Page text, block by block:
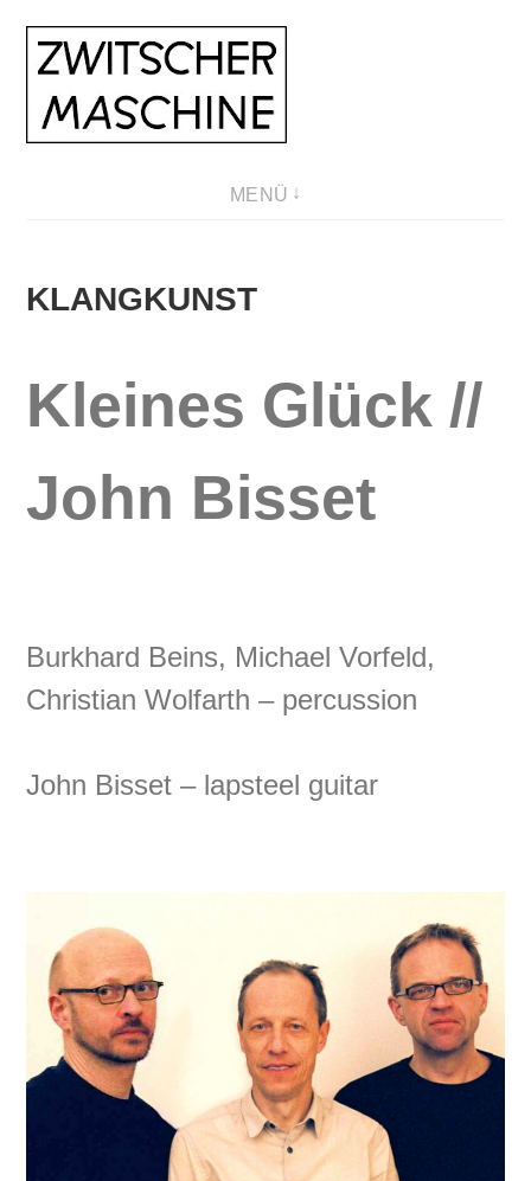
Direkt
zum
Inhalt
MENÜ
KLANGKUNST
Kleines Glück //
John Bisset
Burkhard Beins, Michael Vorfeld,
Christian Wolfarth – percussion
John Bisset – lapsteel guitar